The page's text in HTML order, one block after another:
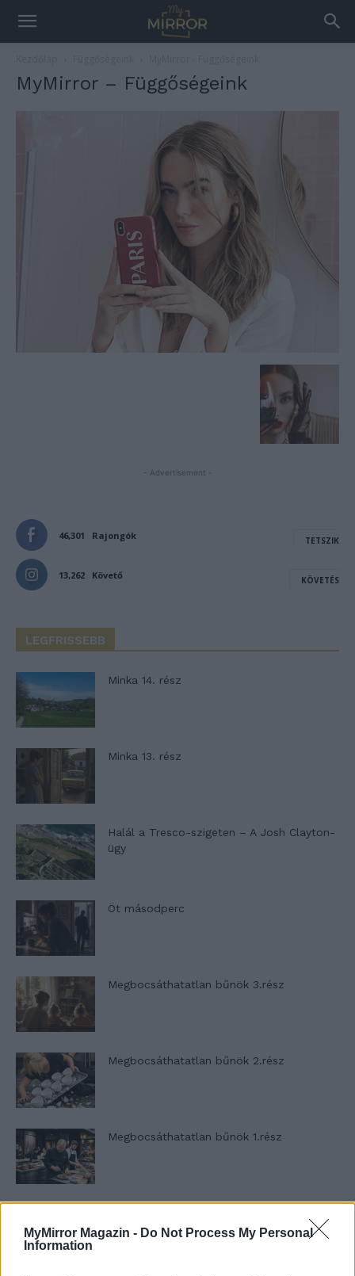
MyMirror Magazin - Do Not Process My Personal
Information
MyMirror – Függőségeink
- Advertisement -
46,301 Rajongók TETSZIK
13,262 Követő KÖVETÉS
LEGFRISSEBB
Minka 14. rész
Minka 13. rész
Halál a Tresco-szigeten – A Josh Clayton-
ügy
Öt másodperc
Megbocsáthatatlan bűnök 3.rész
Megbocsáthatatlan bűnök 2.rész
Megbocsáthatatlan bűnök 1.rész
jelképe